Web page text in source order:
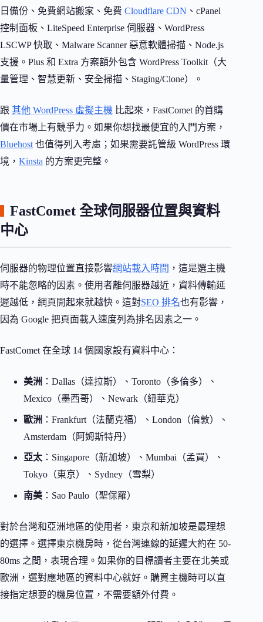
日備份、免費網站搬家、免費 Cloudflare CDN 、cPanel
控制面板、LiteSpeed Enterprise 伺服器、WordPress
LSCWP 快取、Malware Scanner 惡意軟體掃描、Node.js
支援。Plus 和 Extra 方案額外包含 WordPress Toolkit（大
量管理、智慧更新、安全掃描、Staging/Clone）。
跟 其他 WordPress 虛擬主機 比起來，FastComet 的首購
價在市場上有競爭力。如果你想找最便宜的入門方案，
Bluehost 也值得列入考慮；如果需要託管級 WordPress 環
境， Kinsta 的方案更完整。
FastComet 全球伺服器位置與資料
中心
伺服器的物理位置直接影響網站載入時間 ，這是選主機
時不能忽略的因素。使用者離伺服器越近，資料傳輸延
遲越低，網頁開起來就越快。這對SEO 排名也有影響，
因為 Google 把頁面載入速度列為排名因素之一。
FastComet 在全球 14 個國家設有資料中心：
美洲 ：Dallas（達拉斯）、Toronto（多倫多）、
Mexico（墨西哥）、Newark（紐華克）
歐洲 ：Frankfurt（法蘭克福）、London（倫敦）、
Amsterdam（阿姆斯特丹）
亞太 ：Singapore（新加坡）、Mumbai（孟買）、
Tokyo（東京）、Sydney（雪梨）
南美 ：Sao Paulo（聖保羅）
對於台灣和亞洲地區的使用者，東京和新加坡是最理想
的選擇。選擇東京機房時，從台灣連線的延遲大約在 50-
80ms 之間，表現合理。如果你的目標讀者主要在北美或
歐洲，選對應地區的資料中心就好。購買主機時可以直
接指定想要的機房位置，不需要額外付費。